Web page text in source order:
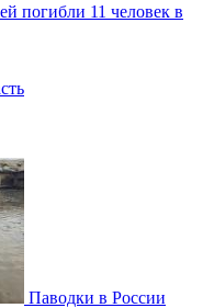
погибли 11 человек в
Паводки в России